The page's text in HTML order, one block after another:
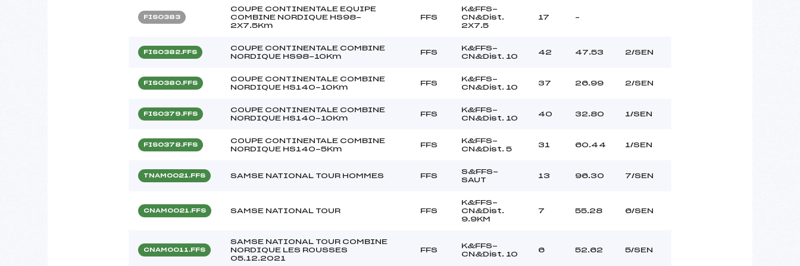
FIS0383
COUPE CONTINENTALE EQUIPE
COMBINE NORDIQUE HS98-
2X7.5Km
FFS
K&FFS-
CN&Dist.
2X7.5
17 –
FIS0382.FFS
COUPE CONTINENTALE COMBINE
NORDIQUE HS98-10Km
FFS
K&FFS-
CN&Dist. 10
42 47.53 2/SEN
FIS0380.FFS
COUPE CONTINENTALE COMBINE
NORDIQUE HS140-10Km
FFS
K&FFS-
CN&Dist. 10
37 26.99 2/SEN
FIS0379.FFS
COUPE CONTINENTALE COMBINE
NORDIQUE HS140-10Km
FFS
K&FFS-
CN&Dist. 10
40 32.80 1/SEN
FIS0378.FFS
COUPE CONTINENTALE COMBINE
NORDIQUE HS140-5Km
FFS
K&FFS-
CN&Dist. 5
31 60.44 1/SEN
TNAM0021.FFS SAMSE NATIONAL TOUR HOMMES FFS
S&FFS-
SAUT
13 96.30 7/SEN
CNAM0021.FFS SAMSE NATIONAL TOUR FFS
K&FFS-
CN&Dist.
9.9KM
7 55.28 6/SEN
CNAM0011.FFS
SAMSE NATIONAL TOUR COMBINE
NORDIQUE LES ROUSSES
05.12.2021
FFS
K&FFS-
CN&Dist. 10
6 52.62 5/SEN